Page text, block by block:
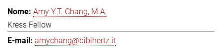
Amy Y.T. Chang, M.A.
Kress Fellow
amychang@biblhertz.it